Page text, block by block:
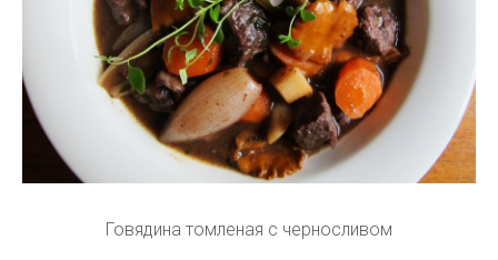
Говядина томленая с черносливом